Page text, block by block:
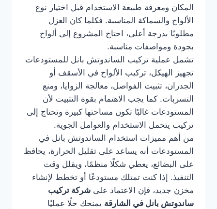
المكان ومعرفة طبيعة الاستخدام قبل اختيار نوع
الألواح والسماكة المناسبة. فكلما كان العزل
مطلوبًا بدرجة أعلى، احتاج المشروع إلى ألواح
بجودة ومواصفات مناسبة.
تشمل عملية تركيب الساندوتش بانل للمستودعات
تجهيز الهيكل، تركيب الألواح في الأسقف أو
الجدران، تثبيت الفواصل، معالجة الزوايا، ومنع
التسربات. كما يجب الاهتمام بقوة التثبيت لأن
المستودعات غالبًا تكون مساحتها كبيرة وتحتاج إلى
تركيب يتحمل الاستخدام والعوامل الجوية.
من أهم مميزات استخدام الساندوتش بانل في
المستودعات أنه يساعد على تقليل الحرارة، يحافظ
على البضائع، يعطي شكلًا منظمًا، ويقلل وقت
التنفيذ. إذا كنت تمتلك مستودعًا أو تخطط لإنشاء
مخزن جديد، فإن الاعتماد على شركة تركيب
ساندوتش بانل في الشارقة يمنحك حلًا عمليًا